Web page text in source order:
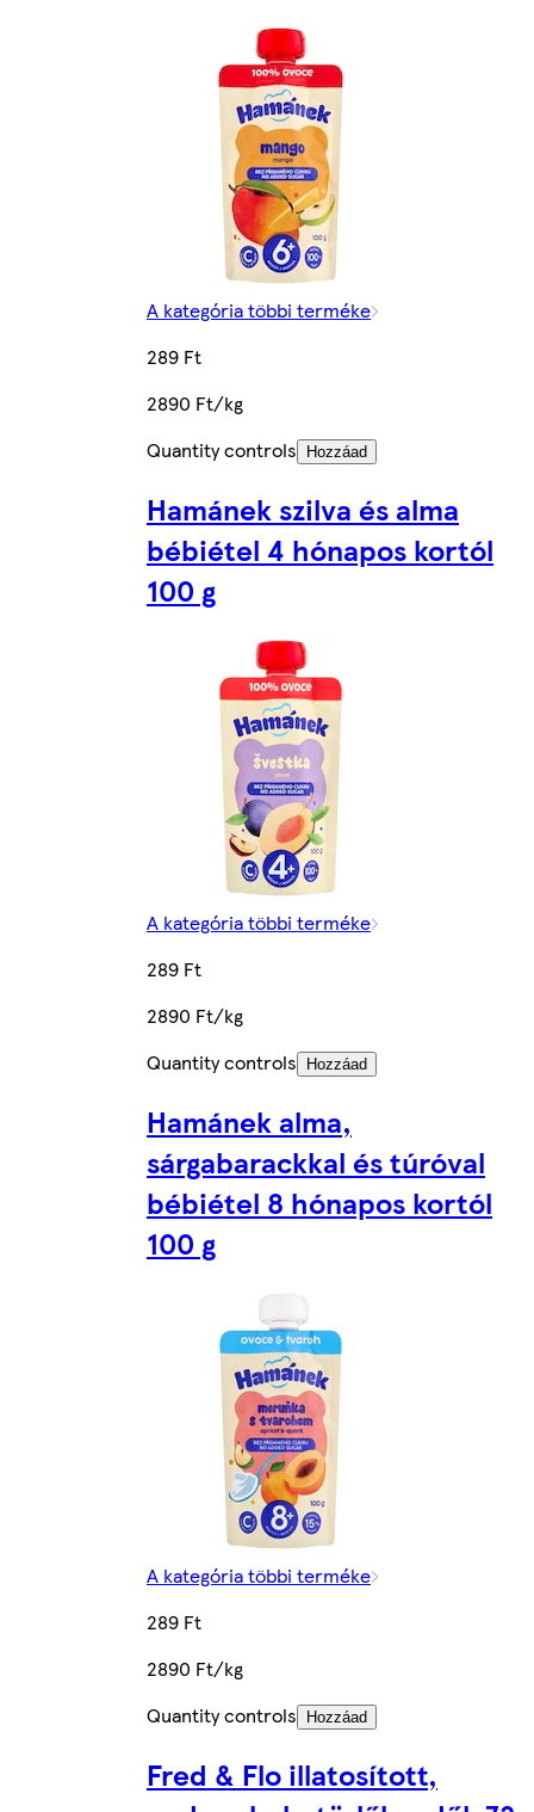
A kategória többi terméke
289 Ft
2890 Ft/kg
Quantity controls
Hozzáad
Hamánek szilva és alma
bébiétel 4 hónapos kortól
100 g
A kategória többi terméke
289 Ft
2890 Ft/kg
Quantity controls
Hozzáad
Hamánek alma,
sárgabarackkal és túróval
bébiétel 8 hónapos kortól
100 g
A kategória többi terméke
289 Ft
2890 Ft/kg
Quantity controls
Hozzáad
Fred & Flo illatosított,